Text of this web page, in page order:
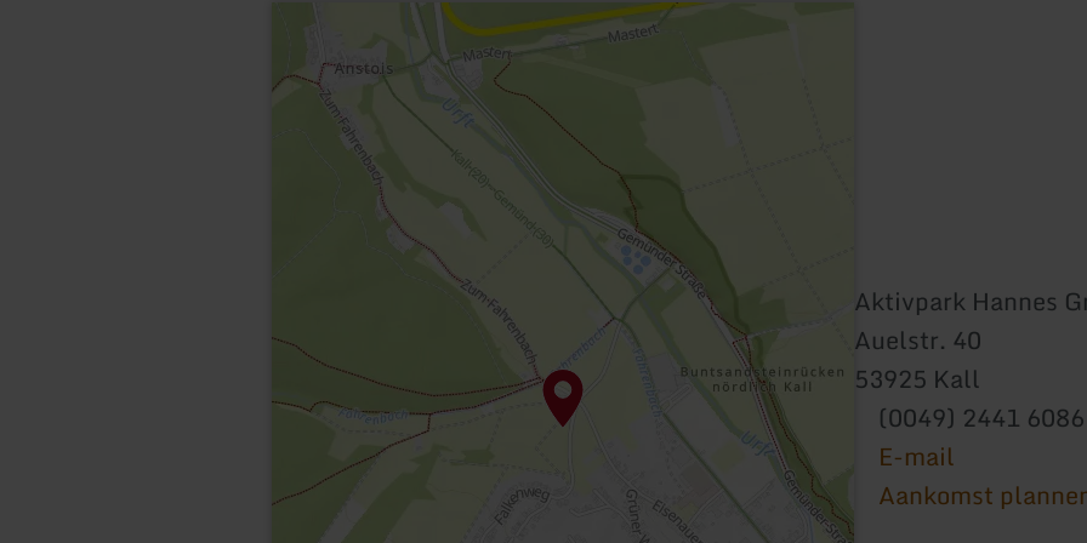
Aktivpark Hannes
Auelstr. 40
53925 Kall
(0049) 2441 6086
E-mail
Aankomst